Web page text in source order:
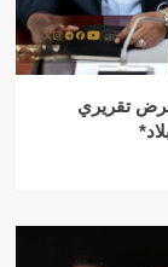
تقريري